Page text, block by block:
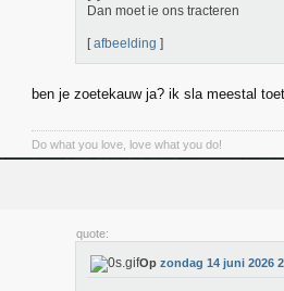
Dan moet ie ons tracteren
[afbeelding ]
ben je zoetekauw ja? ik sla meestal
Do what you love, love what you do!
quote:
Op zondag 14 juni 2026